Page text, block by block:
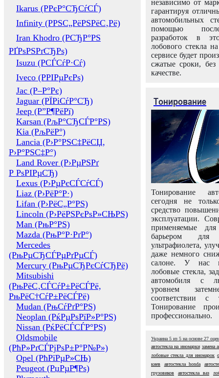
Ikarus (РРєР°СЂСѓСЃ)
Infinity (РРЅС„РёРЅРёС‚Рё)
Iran Khodro (РСЂР°РЅ
РҐРѕРЅРґСЂРѕ)
Isuzu (РСЃСѓР·Сѓ)
Iveco (РРІРµРєРѕ)
Jac (Р–Р°Рє)
Jaguar (РЇРіСѓР°СЂ)
Jeep (Р”Р¶РёРї)
Karsan (РљР°СЂСЃР°РЅ)
Kia (РљРёР°)
Lancia (Р›Р°РЅС‡РёСЏ,
Р›Р°РЅС‡Р°)
Land Rover (Р›РµРЅРґ
Р РѕРІРµСЂ)
Lexus (Р›РµРєСЃСѓСЃ)
Liaz (Р›РёР°Р·)
Lifan (Р›РёС„Р°РЅ)
Lincoln (Р›РёРЅРєРѕР»СЊРЅ)
Man (РњР°РЅ)
Mazda (РњР°Р·РґР°)
Mercedes
(РњРµСЂСЃРµРґРµСЃ)
Mercury (РњРµСЂРєСѓСЂРё)
Mitsubishi
(РњРёС‚СЃСѓР±РёСЃРё,
РњРёС†СѓР±РёСЃРё)
Mudan (РњСѓРґР°РЅ)
Neoplan (РќРµРѕРїР»Р°РЅ)
Nissan (РќРёСЃСЃР°РЅ)
Oldsmobile
(РћР»РґСЃРјРѕР±Р°Р№Р»)
Opel (РћРїРµР»СЊ)
Peugeot (РџРµР¶Рѕ)
независимо от
гарантируя
автомобильных
помощью
разработок в
лобового стекла
сервисе будет
сжатые сроки,
качестве.
Тонирование
Тонирование
сегодня не
средство
эксплуатации.
применяемые
барьером для
ультрафиолета,
даже немного
салоне. У нас
лобовые стекла,
автомобиля с
уровнем
соответствии с
Тонирование
профессионально.
Украина 5 из 5 на основе 27
автостекла на иномарки замена
лобовые стекла для иномарок
киев
автостекла honda
грузовиков
автостекла ваз